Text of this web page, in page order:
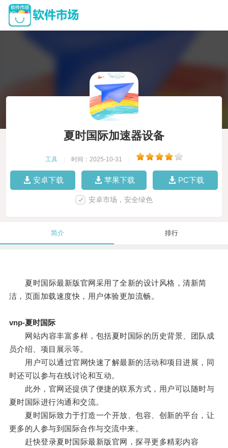
夏时国际加速器设备
工具 时间：2025-10-31
安卓下载 苹果下载 PC下载
安卓市场，安全绿色
简介 排行
夏时国际最新版官网采用了全新的设计风格，清新简
洁，页面加载速度快，用户体验更加流畅。
vnp-夏时国际
网站内容丰富多样，包括夏时国际的历史背景、团队成
员介绍、项目展示等。
用户可以通过官网快速了解最新的活动和项目进展，同
时还可以参与在线讨论和互动。
此外，官网还提供了便捷的联系方式，用户可以随时与
夏时国际进行沟通和交流。
夏时国际致力于打造一个开放、包容、创新的平台，让
更多的人参与到国际合作与交流中来。
赶快登录夏时国际最新版官网，探寻更多精彩内容